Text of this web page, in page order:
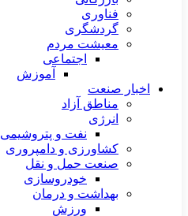
فناوری
گردشگری
معیشت مردم
اجتماعی
آموزش
اخبار صنعت
مناطق آزاد
انرژی
نفت و پتروشیمی
کشاورزی و دامپروری
صنعت حمل و نقل
خودروسازی
بهداشت و درمان
ورزش